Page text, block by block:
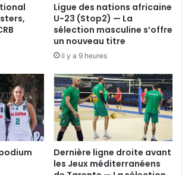
Ligue des nations africaine
U-23 (Stop2) — La
sélection masculine s’offre
un nouveau titre
il y a 9 heures
Dernière ligne droite avant
les Jeux méditerranéens